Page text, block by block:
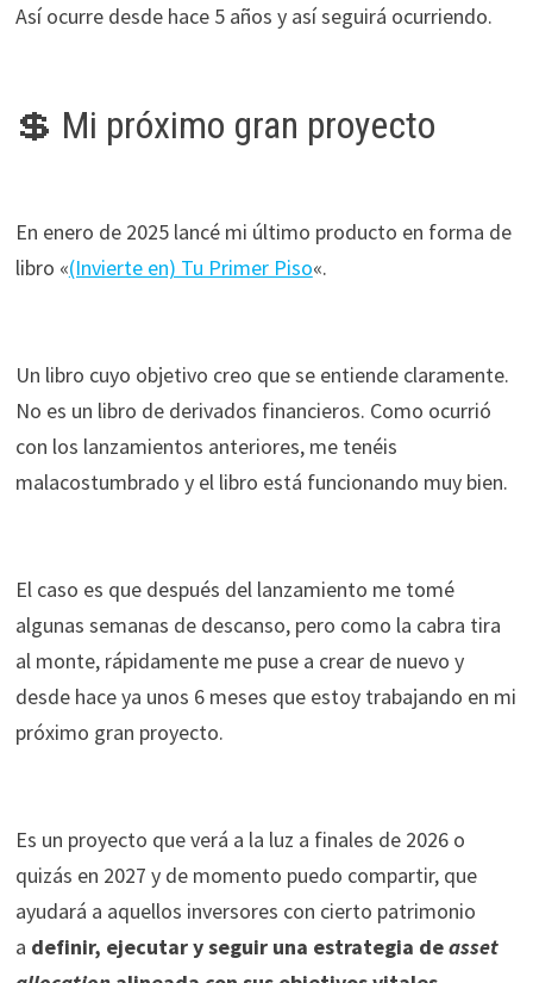
Así ocurre desde hace 5 años y así seguirá ocurriendo.
💲 Mi próximo gran proyecto
En enero de 2025 lancé mi último producto en forma de
libro «(Invierte en) Tu Primer Piso«.
Un libro cuyo objetivo creo que se entiende claramente.
No es un libro de derivados financieros. Como ocurrió
con los lanzamientos anteriores, me tenéis
malacostumbrado y el libro está funcionando muy bien.
El caso es que después del lanzamiento me tomé
algunas semanas de descanso, pero como la cabra tira
al monte, rápidamente me puse a crear de nuevo y
desde hace ya unos 6 meses que estoy trabajando en mi
próximo gran proyecto.
Es un proyecto que verá a la luz a finales de 2026 o
quizás en 2027 y de momento puedo compartir, que
ayudará a aquellos inversores con cierto patrimonio
a definir, ejecutar y seguir una estrategia deasset